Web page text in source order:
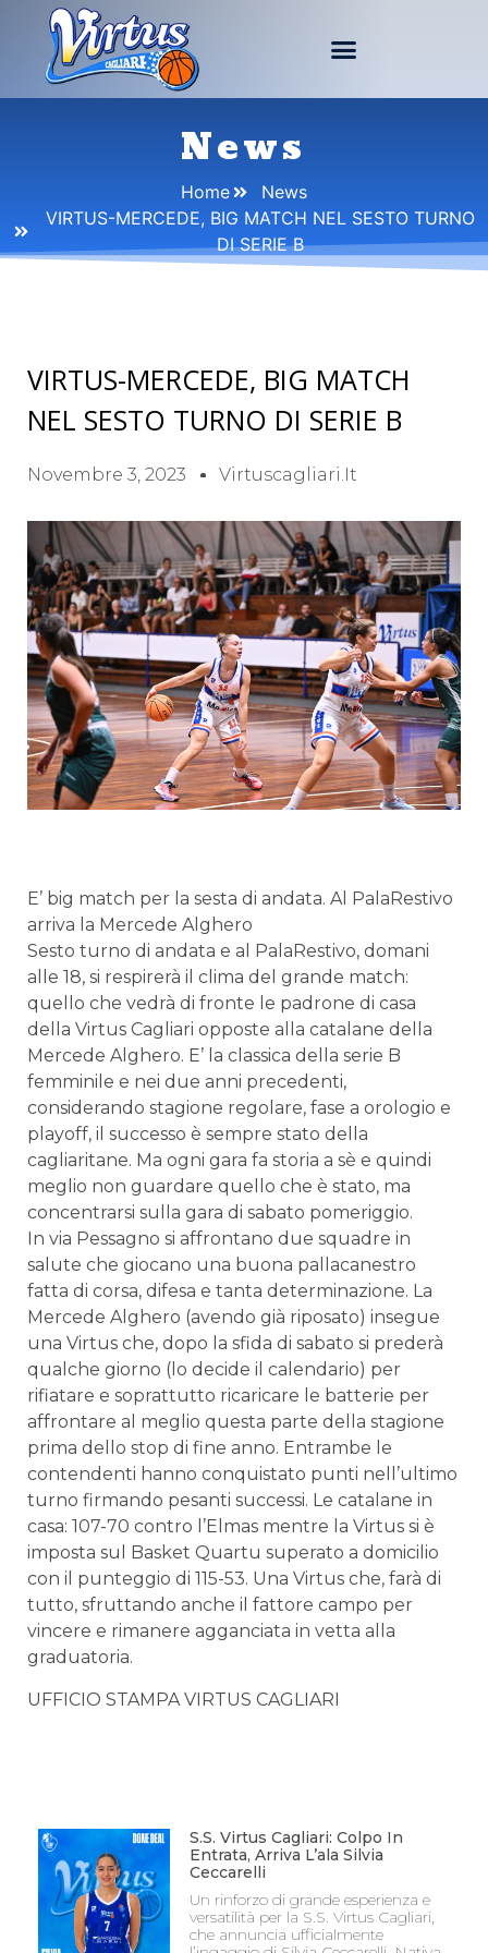
News
Home
News
VIRTUS-MERCEDE, BIG MATCH NEL SESTO TURNO
DI SERIE B
VIRTUS-MERCEDE, BIG MATCH
NEL SESTO TURNO DI SERIE B
Novembre 3, 2023 Virtuscagliari.it
E’ big match per la sesta di andata. Al PalaRestivo
arriva la Mercede Alghero
Sesto turno di andata e al PalaRestivo, domani
alle 18, si respirerà il clima del grande match:
quello che vedrà di fronte le padrone di casa
della Virtus Cagliari opposte alla catalane della
Mercede Alghero. E’ la classica della serie B
femminile e nei due anni precedenti,
considerando stagione regolare, fase a orologio e
playoff, il successo è sempre stato della
cagliaritane. Ma ogni gara fa storia a sè e quindi
meglio non guardare quello che è stato, ma
concentrarsi sulla gara di sabato pomeriggio.
In via Pessagno si affrontano due squadre in
salute che giocano una buona pallacanestro
fatta di corsa, difesa e tanta determinazione. La
Mercede Alghero (avendo già riposato) insegue
una Virtus che, dopo la sfida di sabato si prederà
qualche giorno (lo decide il calendario) per
rifiatare e soprattutto ricaricare le batterie per
affrontare al meglio questa parte della stagione
prima dello stop di fine anno. Entrambe le
contendenti hanno conquistato punti nell’ultimo
turno firmando pesanti successi. Le catalane in
casa: 107-70 contro l’Elmas mentre la Virtus si è
imposta sul Basket Quartu superato a domicilio
con il punteggio di 115-53. Una Virtus che, farà di
tutto, sfruttando anche il fattore campo per
vincere e rimanere agganciata in vetta alla
graduatoria.
UFFICIO STAMPA VIRTUS CAGLIARI
S.S. Virtus Cagliari: Colpo In
Entrata, Arriva L’ala Silvia
Ceccarelli
Un rinforzo di grande esperienza e
versatilità per la S.S. Virtus Cagliari,
che annuncia ufficialmente